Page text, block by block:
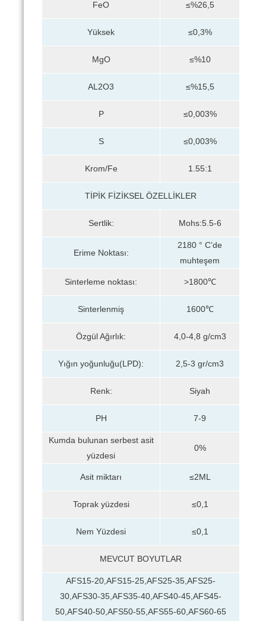
FeO ≤%26,5
Yüksek ≤0,3%
MgO ≤%10
AL2O3 ≤%15,5
P ≤0,003%
S ≤0,003%
Krom/Fe 1.55:1
TİPİK FİZİKSEL ÖZELLİKLER
Sertlik: Mohs:5.5-6
Erime Noktası:
2180 ° C’de
muhteşem
Sinterleme noktası: >1800℃
Sinterlenmiş 1600℃
Özgül Ağırlık: 4,0-4,8 g/cm3
Yığın yoğunluğu(LPD): 2,5-3 gr/cm3
Renk: Siyah
PH 7-9
Kumda bulunan serbest asit
yüzdesi
0%
Asit miktarı ≤2ML
Toprak yüzdesi ≤0,1
Nem Yüzdesi ≤0,1
MEVCUT BOYUTLAR
AFS15-20,AFS15-25,AFS25-35,AFS25-
30,AFS30-35,AFS35-40,AFS40-45,AFS45-
50,AFS40-50,AFS50-55,AFS55-60,AFS60-65